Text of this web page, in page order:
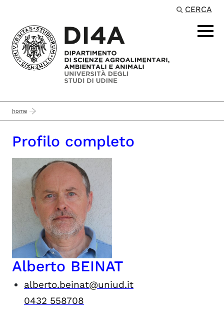
CERCA
home
Profilo completo
Alberto BEINAT
alberto.beinat@uniud.it
0432 558708